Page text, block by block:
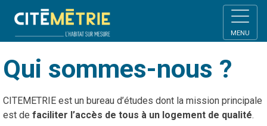
MENU
Qui sommes-nous ?
CITEMETRIE est un bureau d’études dont la mission principale
est de faciliter l’accès de tous à un logement de qualité.